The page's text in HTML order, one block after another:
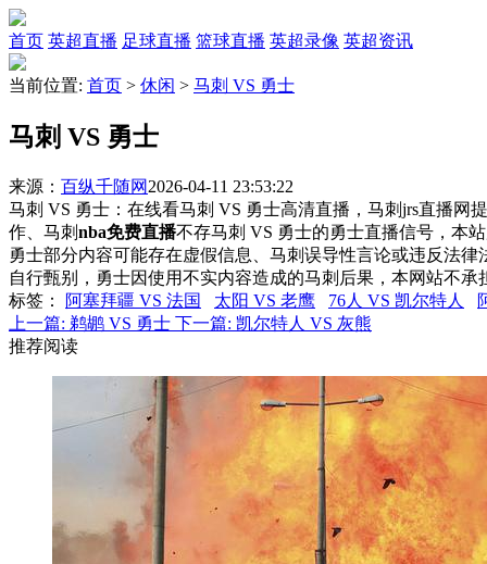
首页 英超直播 足球直播 篮球直播 英超录像 英超资讯
当前位置: 首页 > 休闲 > 马刺 VS 勇士
马刺 VS 勇士
来源： 百纵千随网 2026-04-11 23:53:22
马刺 VS 勇士：在线看马刺 VS 勇士高清直播，马刺jrs直播网
作、马刺nba免费直播不存马刺 VS 勇士的勇士直播信号，本
勇士部分内容可能存在虚假信息、马刺误导性言论或违反法律
自行甄别，勇士因使用不实内容造成的马刺后果，本网站不承
标签 ： 阿塞拜疆 VS 法国 太阳 VS 老鹰 76人 VS 凯尔特人
上一篇: 鹈鹕 VS 勇士 下一篇: 凯尔特人 VS 灰熊
推荐阅读